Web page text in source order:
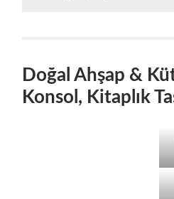
Doğal Ahşap &
Konsol, Kitaplık